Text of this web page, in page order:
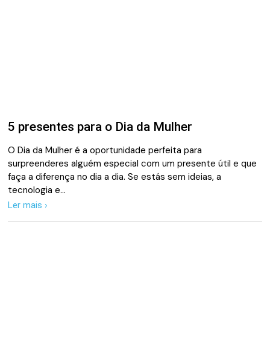
5 presentes para o Dia da Mulher
O Dia da Mulher é a oportunidade perfeita para
surpreenderes alguém especial com um presente útil e que
faça a diferença no dia a dia. Se estás sem ideias, a
tecnologia e…
Ler mais ›